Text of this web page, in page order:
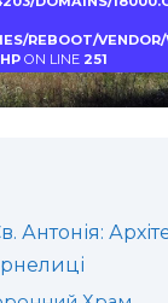
REBOOT/
ON LINE 251
Антонія: